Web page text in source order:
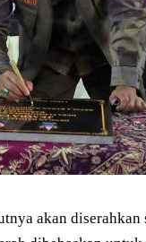
akan diserahkan